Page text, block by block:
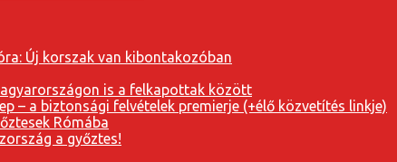
Új korszak van kibontakozóban
is a felkapottak között
– a biztonsági felvételek premierje (+élő közvetítés linkje)
Rómába
a győztes!